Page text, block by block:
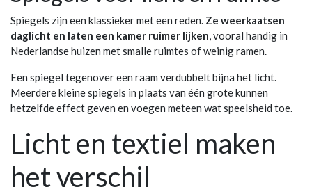
Spiegels zijn een klassieker met een reden. Ze weerkaatsen
daglicht en laten een kamer ruimer lijken, vooral handig in
Nederlandse huizen met smalle ruimtes of weinig ramen.
Een spiegel tegenover een raam verdubbelt bijna het licht.
Meerdere kleine spiegels in plaats van één grote kunnen
hetzelfde effect geven en voegen meteen wat speelsheid toe.
Licht en textiel maken
het verschil